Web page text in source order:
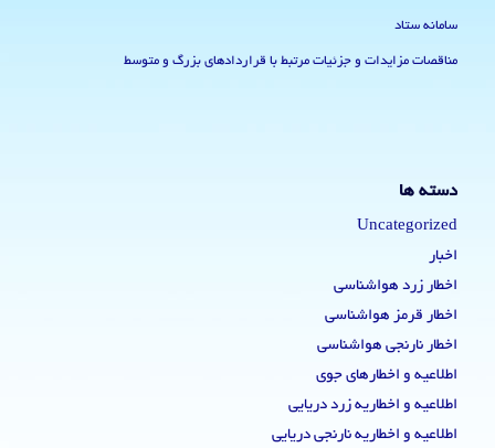
سامانه ستاد
مناقصات مزایدات و جزئیات مرتبط با قراردادهای بزرگ و متوسط
دسته ها
Uncategorized
اخبار
اخطار زرد هواشناسی
اخطار قرمز هواشناسی
اخطار نارنجی هواشناسی
اطلاعیه و اخطارهای جوی
اطلاعیه و اخطاریه زرد دریایی
اطلاعیه و اخطاریه نارنجی دریایی